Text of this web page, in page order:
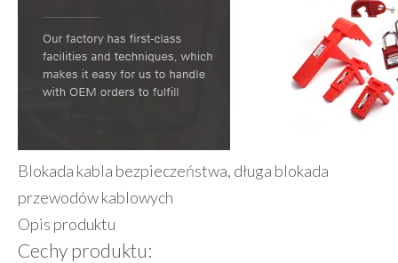
Blokada kabla bezpieczeństwa, długa blokada
przewodów kablowych
Opis produktu
Cechy produktu: